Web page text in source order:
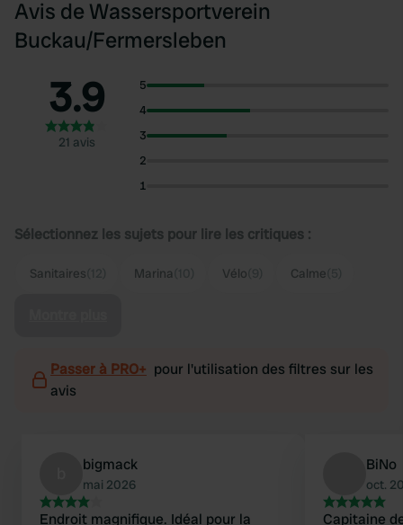
Avis de Wassersportverein
Buckau/Fermersleben
3.9
21 avis
5
4
3
2
1
Sélectionnez les sujets pour lire les critiques :
Sanitaires Marina Vélo Calme
Passer à PRO+ pour l'utilisation des filtres sur les
avis
bigmack
mai 2026
Endroit magnifique. Idéal pour la
BiNo
oct.
Capitaine